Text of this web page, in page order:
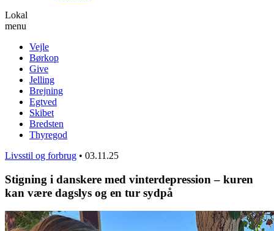
Lokal
menu
Vejle
Børkop
Give
Jelling
Brejning
Egtved
Skibet
Bredsten
Thyregod
Livsstil og forbrug • 03.11.25
Stigning i danskere med vinterdepression – kuren
kan være dagslys og en tur sydpå